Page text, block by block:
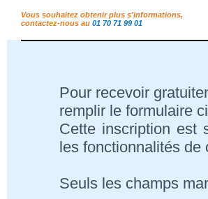
Vous souhaitez obtenir plus s'informations,
contactez-nous au 01 70 71 99 01
Pour recevoir
remplir le formulaire
Cette inscription est
les fonctionnalités de
Seuls les champs